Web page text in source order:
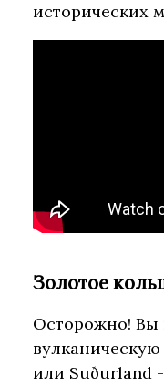
исторических
Золотое
Осторожно! Вы
или Suðurland